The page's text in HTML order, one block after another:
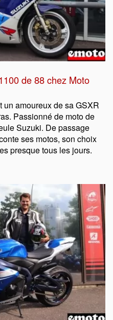
de 88 chez Moto
un amoureux de sa GSXR
Passionné de moto de
Suzuki. De passage
ses motos, son choix
presque tous les jours.